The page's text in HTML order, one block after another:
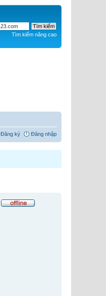
Tìm kiếm nâng cao
Đăng ký Đăng nhập